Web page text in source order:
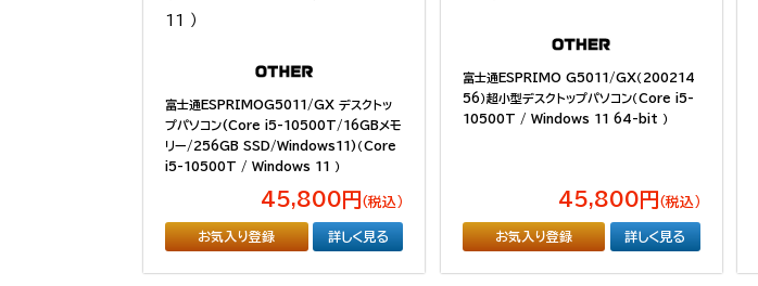
富士通ESPRIMOG5011/GX デスクトッ
プパソコン(Core i5-10500T/16GBメモ
リー/256GB SSD/Windows11)（Core
i5-10500T / Windows 11 ）
45,800円 （税込）
お気入り登録 詳しく見る
富士通ESPRIMO G5011/GX（200214
56）超小型デスクトップパソコン（Core i5-
10500T / Windows 11 64-bit ）
45,800円 （税込）
お気入り登録 詳しく見る